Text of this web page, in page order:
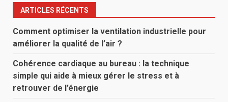
ARTICLES RÉCENTS
Comment optimiser la ventilation industrielle pour
améliorer la qualité de l’air ?
Cohérence cardiaque au bureau : la technique
simple qui aide à mieux gérer le stress et à
retrouver de l’énergie